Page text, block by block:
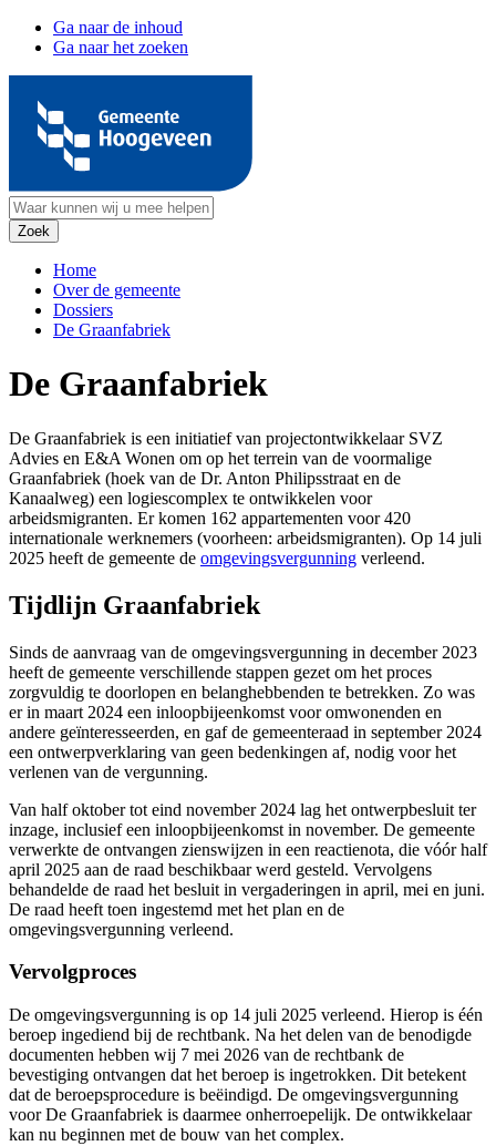
Ga naar de inhoud
Ga naar het zoeken
Home
Over de gemeente
Dossiers
De Graanfabriek
De Graanfabriek
De Graanfabriek is een initiatief van projectontwikkelaar SVZ
Advies en E&A Wonen om op het terrein van de voormalige
Graanfabriek (hoek van de Dr. Anton Philipsstraat en de
Kanaalweg) een logiescomplex te ontwikkelen voor
arbeidsmigranten. Er komen 162 appartementen voor 420
internationale werknemers (voorheen: arbeidsmigranten). Op 14 juli
2025 heeft de gemeente de omgevingsvergunning verleend.
Tijdlijn Graanfabriek
Sinds de aanvraag van de omgevingsvergunning in december 2023
heeft de gemeente verschillende stappen gezet om het proces
zorgvuldig te doorlopen en belanghebbenden te betrekken. Zo was
er in maart 2024 een inloopbijeenkomst voor omwonenden en
andere geïnteresseerden, en gaf de gemeenteraad in september 2024
een ontwerpverklaring van geen bedenkingen af, nodig voor het
verlenen van de vergunning.
Van half oktober tot eind november 2024 lag het ontwerpbesluit ter
inzage, inclusief een inloopbijeenkomst in november. De gemeente
verwerkte de ontvangen zienswijzen in een reactienota, die vóór half
april 2025 aan de raad beschikbaar werd gesteld. Vervolgens
behandelde de raad het besluit in vergaderingen in april, mei en juni.
De raad heeft toen ingestemd met het plan en de
omgevingsvergunning verleend.
Vervolgproces
De omgevingsvergunning is op 14 juli 2025 verleend. Hierop is één
beroep ingediend bij de rechtbank. Na het delen van de benodigde
documenten hebben wij 7 mei 2026 van de rechtbank de
bevestiging ontvangen dat het beroep is ingetrokken. Dit betekent
dat de beroepsprocedure is beëindigd. De omgevingsvergunning
voor De Graanfabriek is daarmee onherroepelijk. De ontwikkelaar
kan nu beginnen met de bouw van het complex.